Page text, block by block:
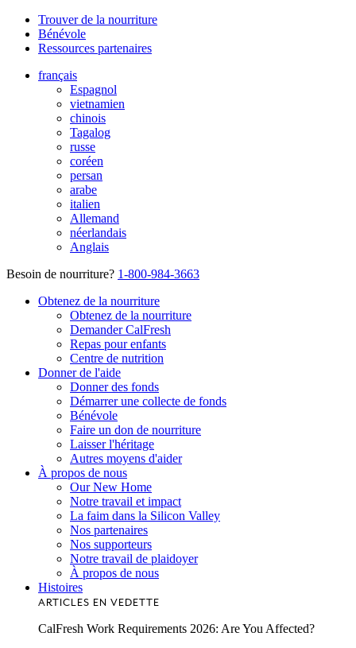
Trouver de la nourriture
Bénévole
Ressources partenaires
français
Espagnol
vietnamien
chinois
Tagalog
russe
coréen
persan
arabe
italien
Allemand
néerlandais
Anglais
Besoin de nourriture? 1-800-984-3663
Obtenez de la nourriture
Obtenez de la nourriture
Demander CalFresh
Repas pour enfants
Centre de nutrition
Donner de l'aide
Donner des fonds
Démarrer une collecte de fonds
Bénévole
Faire un don de nourriture
Laisser l'héritage
Autres moyens d'aider
À propos de nous
Our New Home
Notre travail et impact
La faim dans la Silicon Valley
Nos partenaires
Nos supporteurs
Notre travail de plaidoyer
À propos de nous
Histoires
ARTICLES EN VEDETTE
CalFresh Work Requirements 2026: Are You Affected?